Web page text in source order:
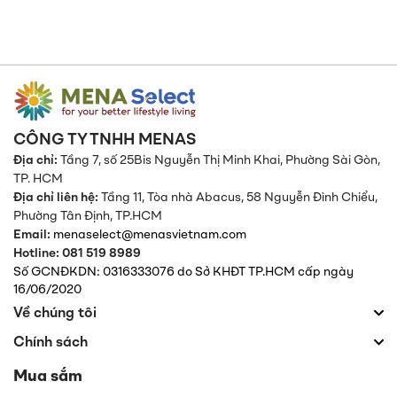
CÔNG TY TNHH MENAS
Địa chỉ:Tầng 7, số 25Bis Nguyễn Thị Minh Khai, Phường Sài Gòn,
TP. HCM
Địa chỉ liên hệ:Tầng 11, Tòa nhà Abacus, 58 Nguyễn Đình Chiểu,
Phường Tân Định,TP.HCM
Email: menaselect@menasvietnam.com
Hotline: 081 519 8989
Số GCNĐKDN: 0316333076 do Sở KHĐT TP.HCM cấp ngày
16/06/2020
Về chúng tôi
Chính sách
Mua sắm